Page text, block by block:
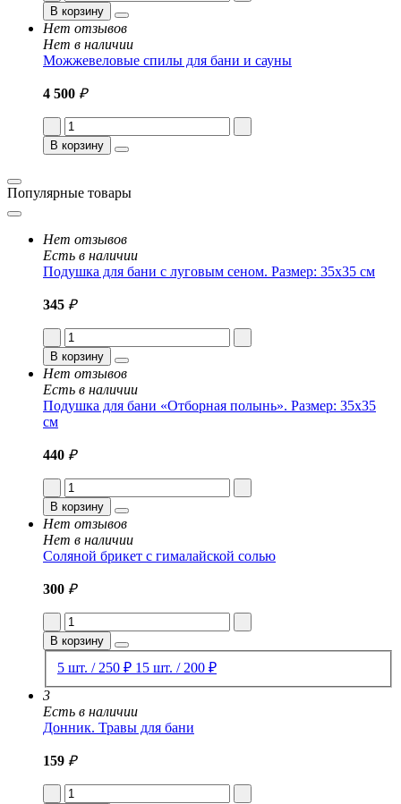
В корзину
Нет отзывов
Нет в наличии
Можжевеловые спилы для бани и сауны
4 500 ₽
В корзину
Популярные товары
Нет отзывов
Есть в наличии
Подушка для бани с луговым сеном. Размер: 35x35 см
345 ₽
В корзину
Нет отзывов
Есть в наличии
Подушка для бани «Отборная полынь». Размер: 35x35
см
440 ₽
В корзину
Нет отзывов
Нет в наличии
Соляной брикет с гималайской солью
300 ₽
В корзину
5 шт. / 250 ₽ 15 шт. / 200 ₽
3
Есть в наличии
Донник. Травы для бани
159 ₽